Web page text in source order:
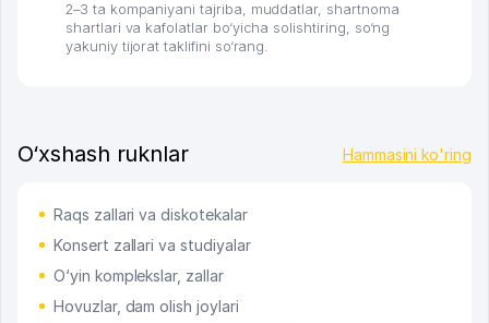
2–3 ta kompaniyani tajriba, muddatlar, shartnoma
shartlari va kafolatlar bo‘yicha solishtiring, so‘ng
yakuniy tijorat taklifini so‘rang.
O‘xshash ruknlar Hammasini ko'ring
Raqs zallari va diskotekalar
Konsert zallari va studiyalar
O‘yin komplekslar, zallar
Hovuzlar, dam olish joylari